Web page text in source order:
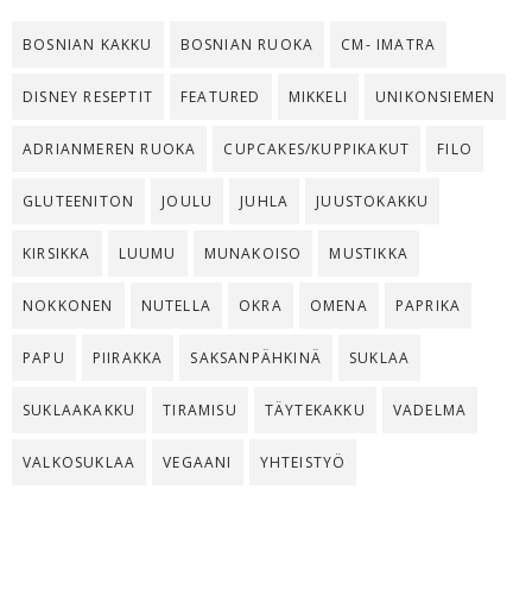
BOSNIAN KAKKU BOSNIAN RUOKA CM- IMATRA
DISNEY RESEPTIT FEATURED MIKKELI UNIKONSIEMEN
ADRIANMEREN RUOKA CUPCAKES/KUPPIKAKUT FILO
GLUTEENITON JOULU JUHLA JUUSTOKAKKU
KIRSIKKA LUUMU MUNAKOISO MUSTIKKA
NOKKONEN NUTELLA OKRA OMENA PAPRIKA
PAPU PIIRAKKA SAKSANPÄHKINÄ SUKLAA
SUKLAAKAKKU TIRAMISU TÄYTEKAKKU VADELMA
VALKOSUKLAA VEGAANI YHTEISTYÖ